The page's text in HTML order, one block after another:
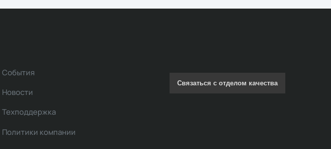
События
Новости
Техподдержка
Политики компании
Связаться с отделом качества